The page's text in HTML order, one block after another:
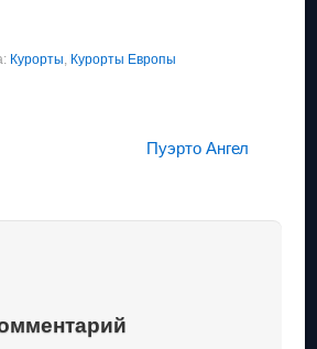
Курорты Курорты Европы
Пуэрто Ангел